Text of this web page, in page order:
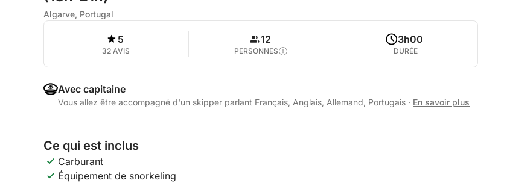
Algarve, Portugal
5
32 AVIS
12
PERSONNES
3h00
DURÉE
Avec capitaine
Vous allez être accompagné d'un skipper parlant Français, Anglais, Allemand, Portugais · En savoir plus
Ce qui est inclus
Carburant
Équipement de snorkeling